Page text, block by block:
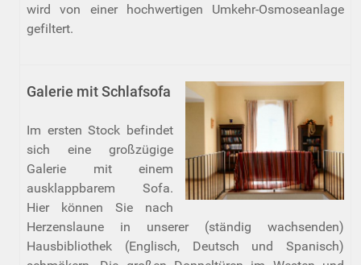
wird von einer hochwertigen Umkehr-Osmoseanlage
gefiltert.
Galerie mit Schlafsofa
Im ersten Stock befindet
sich eine großzügige
Galerie mit einem
ausklappbarem Sofa.
Hier können Sie nach
Herzenslaune in unserer (ständig wachsenden)
Hausbibliothek (Englisch, Deutsch und Spanisch)